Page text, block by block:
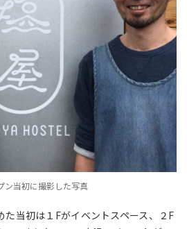
ン当初に撮影した写真
当初は１ Fがイベントスペース、２ F